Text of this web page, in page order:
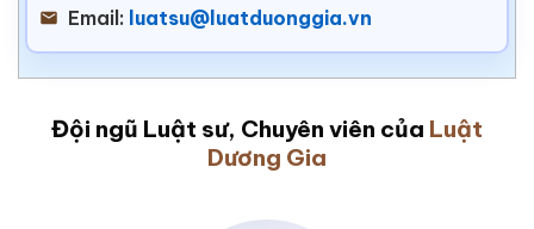
Email: luatsu@luatduonggia.vn
Đội ngũ Luật sư, Chuyên viên của Luật
Dương Gia